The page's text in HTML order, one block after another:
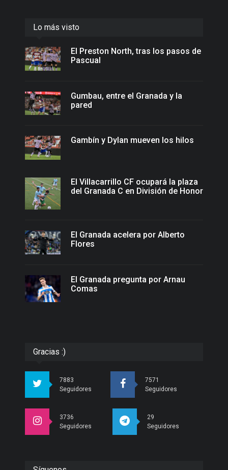
Lo más visto
El Preston North, tras los pasos de
Pascual
Gumbau, entre el Granada y la
pared
Gambín y Dylan mueven los hilos
El Villacarrillo CF ocupará la plaza
del Granada C en División de Honor
El Granada acelera por Alberto
Flores
El Granada pregunta por Arnau
Comas
Gracias :)
7883
Seguidores
7571
Seguidores
3736
Seguidores
29
Seguidores